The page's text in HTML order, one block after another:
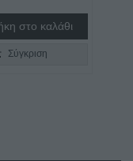
στο καλάθι
Σύγκριση